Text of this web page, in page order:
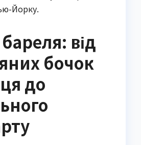
Йорку.
бареля: від
бочок
до